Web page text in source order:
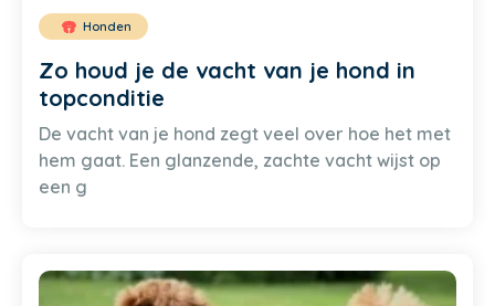
Honden
Zo houd je de vacht van je hond in
topconditie
De vacht van je hond zegt veel over hoe het met
hem gaat. Een glanzende, zachte vacht wijst op
een g